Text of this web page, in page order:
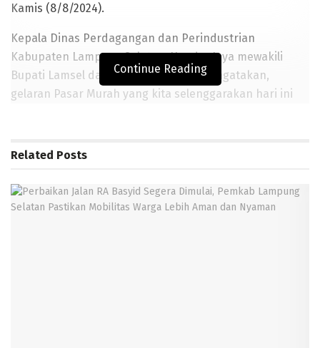
Kamis (8/8/2024).
Kepala Dinas Perdagangan dan Perindustrian
Kabupaten Lampung Selatan, Hendra Jaya mewakili
Bupati Lamsel dalam sambutannya mengatakan,
gelaran Pasar Murah yang kita selenggarakan hari ini
Selatan. Dimana Program pasar murah ini sudah
kestabilan harga kebutuhan Pokok di pasaran.
Continue Reading
Related Posts